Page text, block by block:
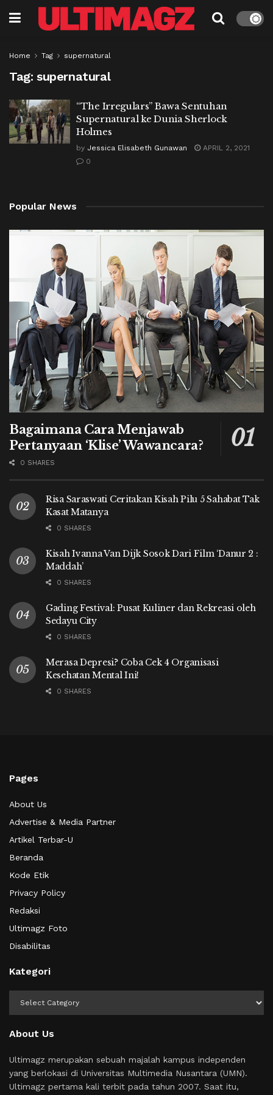
Home Tag supernatural
Tag: supernatural
“The Irregulars” Bawa Sentuhan
Supernatural ke Dunia Sherlock
Holmes
by Jessica Elisabeth Gunawan
APRIL 2, 2021
0
Popular News
Bagaimana Cara Menjawab
Pertanyaan ‘Klise’ Wawancara?
0 SHARES
Risa Saraswati Ceritakan Kisah Pilu 5 Sahabat Tak
Kasat Matanya
0 SHARES
Kisah Ivanna Van Dijk Sosok Dari Film ‘Danur 2 :
Maddah’
0 SHARES
Gading Festival: Pusat Kuliner dan Rekreasi oleh
Sedayu City
0 SHARES
Merasa Depresi? Coba Cek 4 Organisasi
Kesehatan Mental Ini!
0 SHARES
Pages
About Us
Advertise & Media Partner
Artikel Terbar-U
Beranda
Kode Etik
Privacy Policy
Redaksi
Ultimagz Foto
Disabilitas
Kategori
About Us
Ultimagz merupakan sebuah majalah kampus independen
yang berlokasi di Universitas Multimedia Nusantara (UMN).
Ultimagz pertama kali terbit pada tahun 2007. Saat itu,